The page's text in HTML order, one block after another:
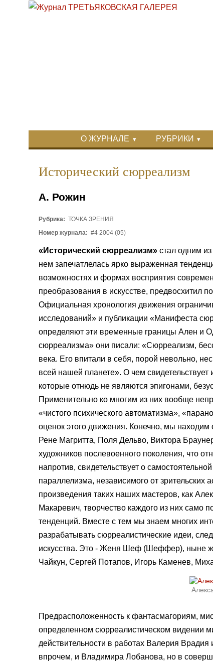
Перейти к основному содержанию
Skip to search
О ЖУРНАЛЕ РУБРИКИ
Исторический сюрреализм
А. Рожин
Рубрика: ТОЧКА ЗРЕНИЯ
Номер журнала: #4 2004 (05)
«Исторический сюрреализм» стал одним
нем запечатлелась ярко выраженная
возможностях и формах восприятия
преобразования в искусстве, предвосхитил
Официальная хронология движения
исследований» и публикации «Манифеста
определяют эти временные границы Ален и
сюрреализма» они писали: «Сюрреализм,
века. Его впитали в себя, порой невольно,
всей нашей планете». О чем
которые отнюдь не являются эпигонами,
Применительно ко многим из них вообще
«чистого психического автоматизма»,
оценок этого движения. Конечно, мы
Рене Магритта, Поля Дельво, Виктора
художников послевоенного поколения, что
напротив, свидетельствует о
параллелизма, независимого от зрительских
произведения таких наших мастеров, как
Макаревич, творчество каждого из них само
тенденций. Вместе с тем мы знаем многих
разрабатывать сюрреалистические идеи,
искусства. Это - Женя Шеф (Шеффер), ныне
Чайкун, Сергей Потапов, Игорь Каменев,
Предрасположенность к фантасмагориям,
определенном сюрреалистическом видении
действительности в работах Валерия
впрочем, и Владимира Лобанова, но в